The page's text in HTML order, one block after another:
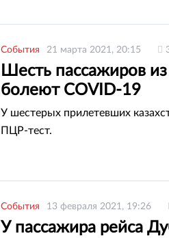
События 21 марта 2021, 20:15
Шесть пассажиров
болеют COVID-19
У шестерых прилетевших
ПЦР-тест.
События 13 февраля 2021, 19:26
У пассажира рейса